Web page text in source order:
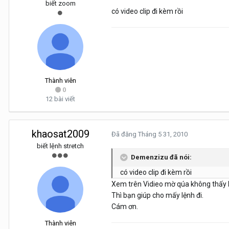
biết zoom
Thành viên
0
12 bài viết
có video clip đi kèm rồi
khaosat2009
biết lệnh stretch
Thành viên
Đã đăng Tháng 5 31, 2010
Demenzizu đã nói:
có video clip đi kèm rồi
Xem trên Vidieo mờ qúa không thấy
Thì bạn giúp cho mấy lệnh đi.
Cám ơn.